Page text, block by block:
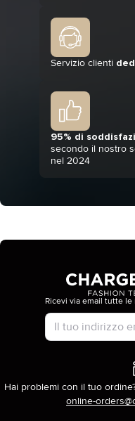
Servizio clienti
95% di
secondo il nostro
nel 2024
Tipo di account
Ricevi via email tutte
Hai problemi con il tuo
online-